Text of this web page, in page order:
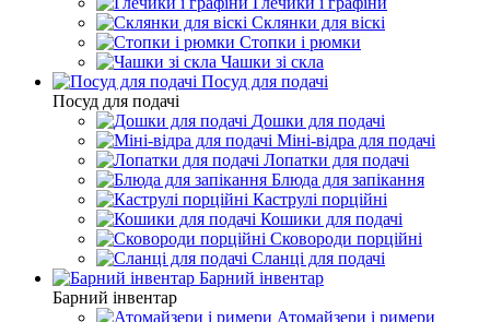
Склянки для віскі
Стопки і рюмки
Чашки зі скла
Посуд для подачі
Посуд для подачі
Дошки для подачі
Міні-відра для подачі
Лопатки для подачі
Блюда для запікання
Каструлі порційні
Кошики для подачі
Сковороди порційні
Сланці для подачі
Барний інвентар
Барний інвентар
Атомайзери і римери